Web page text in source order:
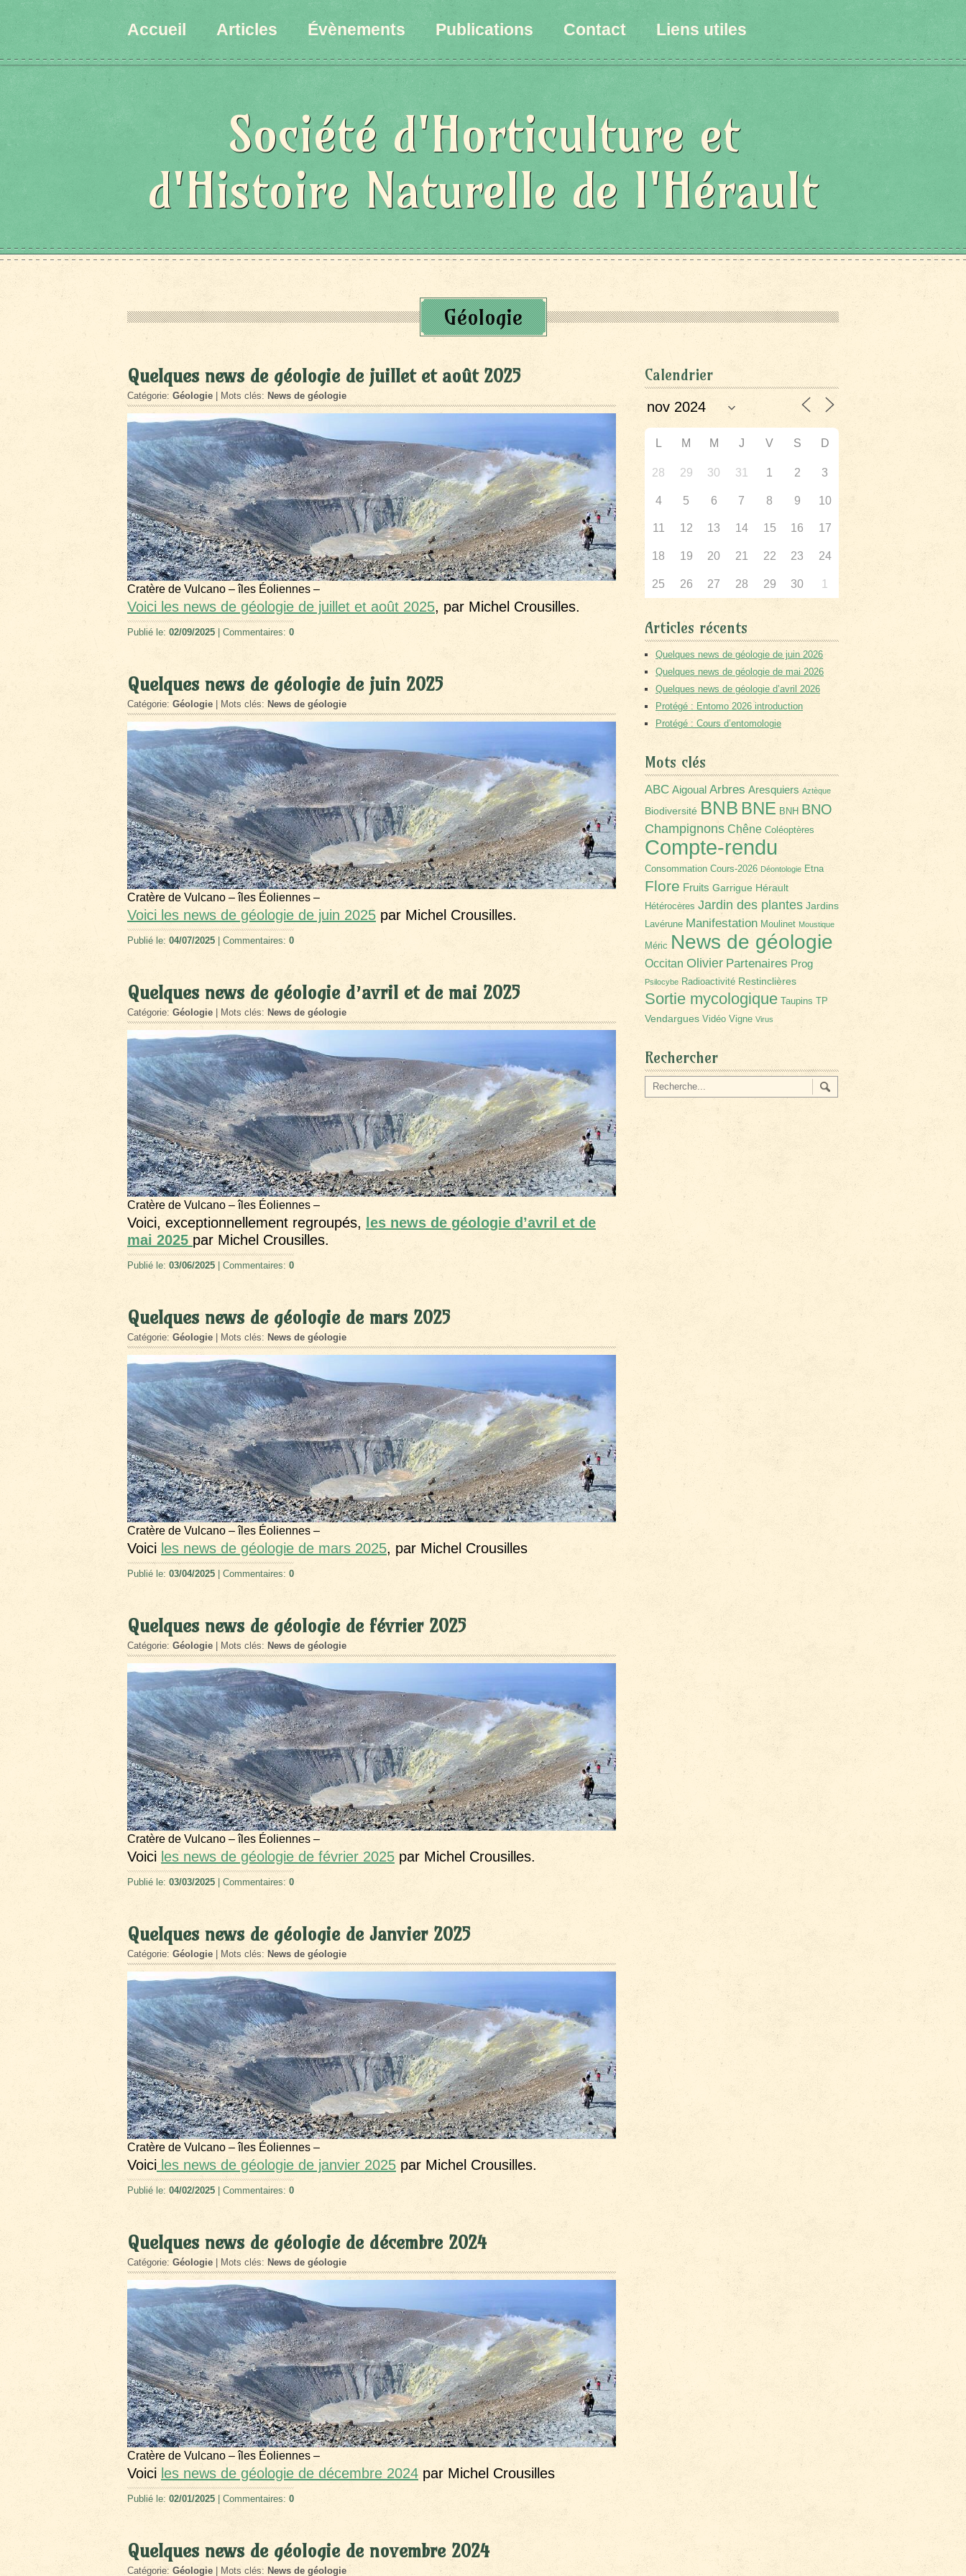
Accueil Articles Évènements Publications Contact Liens utiles
Société d'Horticulture et
d'Histoire Naturelle de l'Hérault
Géologie
Quelques news de géologie de juillet et août 2025
Catégorie: Géologie | Mots clés: News de géologie
Cratère de Vulcano – îles Éoliennes –
Voici les news de géologie de juillet et août 2025, par Michel Crousilles.
Publié le: 02/09/2025 | Commentaires: 0
Quelques news de géologie de juin 2025
Catégorie: Géologie | Mots clés: News de géologie
Cratère de Vulcano – îles Éoliennes –
Voici les news de géologie de juin 2025 par Michel Crousilles.
Publié le: 04/07/2025 | Commentaires: 0
Quelques news de géologie d’avril et de mai 2025
Catégorie: Géologie | Mots clés: News de géologie
Cratère de Vulcano – îles Éoliennes –
Voici, exceptionnellement regroupés,
les news de géologie d’avril et de
mai 2025 par Michel Crousilles.
Publié le: 03/06/2025 | Commentaires: 0
Quelques news de géologie de mars 2025
Catégorie: Géologie | Mots clés: News de géologie
Cratère de Vulcano – îles Éoliennes –
Voici les news de géologie de mars 2025, par Michel Crousilles
Publié le: 03/04/2025 | Commentaires: 0
Quelques news de géologie de février 2025
Catégorie: Géologie | Mots clés: News de géologie
Cratère de Vulcano – îles Éoliennes –
Voici les news de géologie de février 2025 par Michel Crousilles.
Publié le: 03/03/2025 | Commentaires: 0
Quelques news de géologie de Janvier 2025
Catégorie: Géologie | Mots clés: News de géologie
Cratère de Vulcano – îles Éoliennes –
Voici les news de géologie de janvier 2025 par Michel Crousilles.
Publié le: 04/02/2025 | Commentaires: 0
Quelques news de géologie de décembre 2024
Catégorie: Géologie | Mots clés: News de géologie
Cratère de Vulcano – îles Éoliennes –
Voici les news de géologie de décembre 2024 par Michel Crousilles
Publié le: 02/01/2025 | Commentaires: 0
Quelques news de géologie de novembre 2024
Catégorie: Géologie | Mots clés: News de géologie
Calendrier
L M M J V S D
28 29 30 31 1 2 3
4 5 6 7 8 9 10
11 12 13 14 15 16 17
18 19 20 21 22 23 24
25 26 27 28 29 30 1
Articles récents
Quelques news de géologie de juin 2026
Quelques news de géologie de mai 2026
Quelques news de géologie d’avril 2026
Protégé : Entomo 2026 introduction
Protégé : Cours d’entomologie
Mots clés
ABC Aigoual Arbres Aresquiers Aztèque
Biodiversité BNB BNE BNH BNO
Champignons Chêne Coléoptères
Compte-rendu
Consommation Cours-2026 Déontologie Etna
Flore Fruits Garrigue Hérault
Hétérocères Jardin des plantes Jardins
Lavérune Manifestation Moulinet Moustique
Méric News de géologie
Occitan Olivier Partenaires Prog
Psilocybe Radioactivité Restinclières
Sortie mycologique Taupins TP
Vendargues Vidéo Vigne Virus
Rechercher